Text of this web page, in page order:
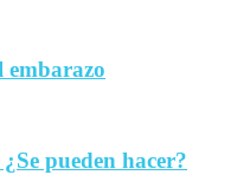
embarazo
pueden hacer?